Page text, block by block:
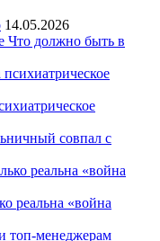
14.05.2026
Что должно быть в
совпал с
реальна «война